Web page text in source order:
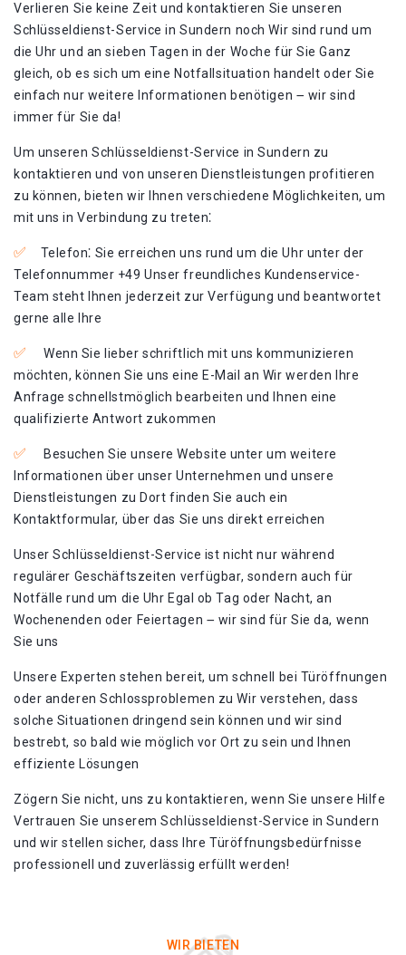
Verlieren Sie keine Zeit und kontaktieren Sie unseren
Schlüsseldienst-Service in Sundern noch Wir sind rund um
die Uhr und an sieben Tagen in der Woche für Sie Ganz
gleich, ob es sich um eine Notfallsituation handelt oder Sie
einfach nur weitere Informationen benötigen ౼ wir sind
immer für Sie da!​
Um unseren Schlüsseldienst-Service in Sundern zu
kontaktieren und von unseren Dienstleistungen profitieren
zu können, bieten wir Ihnen verschiedene Möglichkeiten, um
mit uns in Verbindung zu treten⁚
Telefon⁚ Sie erreichen uns rund um die Uhr unter der
Telefonnummer +49 Unser freundliches Kundenservice-
Team steht Ihnen jederzeit zur Verfügung und beantwortet
gerne alle Ihre
Wenn Sie lieber schriftlich mit uns kommunizieren
möchten, können Sie uns eine E-Mail an Wir werden Ihre
Anfrage schnellstmöglich bearbeiten und Ihnen eine
qualifizierte Antwort zukommen
Besuchen Sie unsere Website unter um weitere
Informationen über unser Unternehmen und unsere
Dienstleistungen zu Dort finden Sie auch ein
Kontaktformular, über das Sie uns direkt erreichen
Unser Schlüsseldienst-Service ist nicht nur während
regulärer Geschäftszeiten verfügbar, sondern auch für
Notfälle rund um die Uhr Egal ob Tag oder Nacht, an
Wochenenden oder Feiertagen ౼ wir sind für Sie da, wenn
Sie uns
Unsere Experten stehen bereit, um schnell bei Türöffnungen
oder anderen Schlossproblemen zu Wir verstehen, dass
solche Situationen dringend sein können und wir sind
bestrebt, so bald wie möglich vor Ort zu sein und Ihnen
effiziente Lösungen
Zögern Sie nicht, uns zu kontaktieren, wenn Sie unsere Hilfe
Vertrauen Sie unserem Schlüsseldienst-Service in Sundern
und wir stellen sicher, dass Ihre Türöffnungsbedürfnisse
professionell und zuverlässig erfüllt werden!
WIR BIETEN